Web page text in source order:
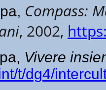
Compass:
, 2002,
Vivere
t/dg4/